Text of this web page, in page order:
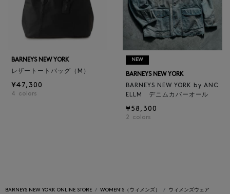
BARNEYS NEW YORK
レザートートバッグ（M）
¥47,300
4 colors
NEW
BARNEYS NEW YORK
BARNEYS NEW YORK by ANC
ELLM デニムカバーオール
¥58,300
2 colors
BARNEYS NEW YORK ONLINE STORE WOMEN'S（ウィメンズ）
ウィメンズウェア